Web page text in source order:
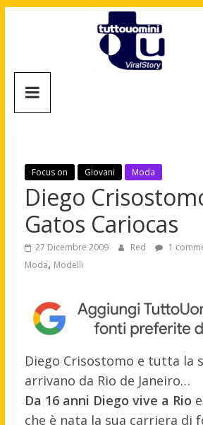
Tuttouomini
Motori,
gay
news
moda
maschile
Focus on Giovani Moda
Diego
Gatos Cariocas
27 Dicembre 2009 Red 1
Moda, Modelli
Diego Crisostomo e tutta la
arrivano da Rio de Janeiro…
Da 16 anni Diego vive a Rio
che è nata la sua carriera di